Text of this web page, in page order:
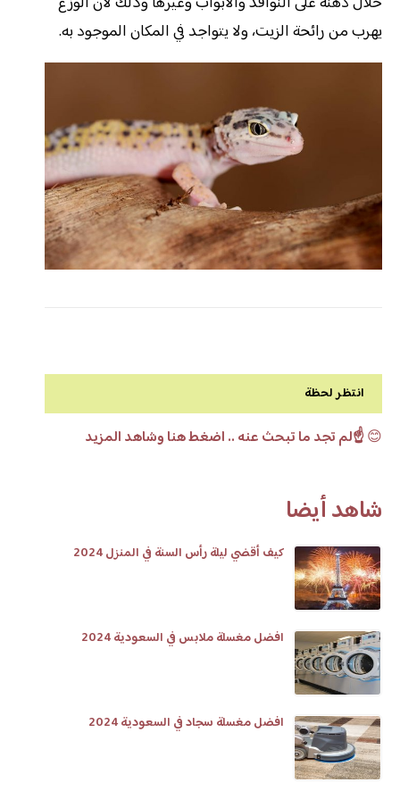
يهرب من رائحة الزيت، ولا يتواجد في المكان الموجود به.
انتظر لحظة
😊☝️لم تجد ما تبحث عنه .. اضغط هنا وشاهد المزيد
شاهد أيضا
كيف أقضي ليلة رأس السنة في المنزل 2024
افضل مغسلة ملابس في السعودية 2024
افضل مغسلة سجاد في السعودية 2024